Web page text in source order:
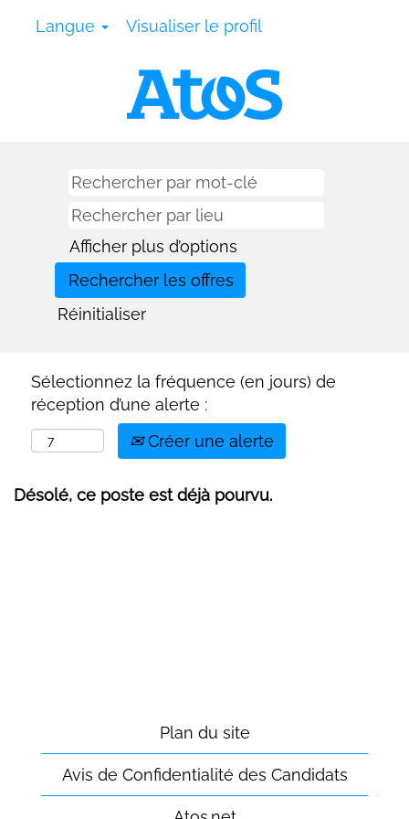
Langue Visualiser le profil
Afficher plus d’options
Réinitialiser
Sélectionnez la fréquence (en jours) de
réception d’une alerte :
Créer une alerte
Désolé, ce poste est déjà pourvu.
Plan du site
Avis de Confidentialité des Candidats